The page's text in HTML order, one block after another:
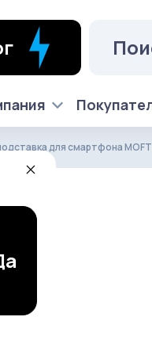
для смартфона